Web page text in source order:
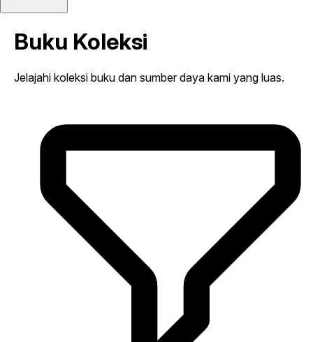
Buku Koleksi
Jelajahi koleksi buku dan sumber daya kami yang luas.